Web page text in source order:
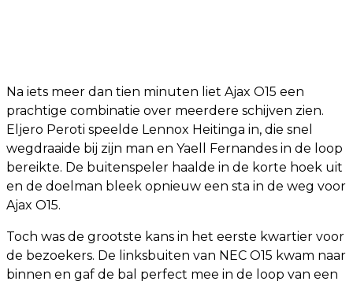
Na iets meer dan tien minuten liet Ajax O15 een
prachtige combinatie over meerdere schijven zien.
Eljero Peroti speelde Lennox Heitinga in, die snel
wegdraaide bij zijn man en Yaell Fernandes in de loop
bereikte. De buitenspeler haalde in de korte hoek uit
en de doelman bleek opnieuw een sta in de weg voor
Ajax O15.
Toch was de grootste kans in het eerste kwartier voor
de bezoekers. De linksbuiten van NEC O15 kwam naar
binnen en gaf de bal perfect mee in de loop van een